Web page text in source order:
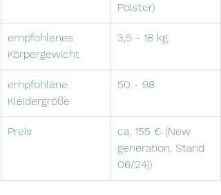
Polster)
empfohlenes
Körpergewicht
3,5 - 18 kg
empfohlene
Kleidergröße
50 - 98
Preis
ca. 155 € (New
generation, Stand
06/24))